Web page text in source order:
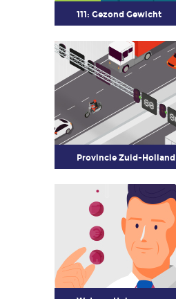
111: Gezond Gewicht
Provincie Zuid-Holland